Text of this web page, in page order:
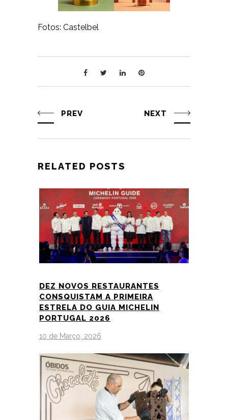
Fotos: Castelbel
PREV NEXT
RELATED POSTS
DEZ NOVOS RESTAURANTES
CONSQUISTAM A PRIMEIRA
ESTRELA DO GUIA MICHELIN
PORTUGAL 2026
10 de Março, 2026